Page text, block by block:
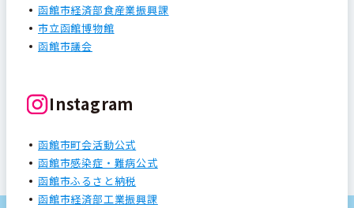
函館市経済部食産業振興課
市立函館博物館
函館市議会
Instagram
函館市町会活動公式
函館市感染症・難病公式
函館市ふるさと納税
函館市経済部工業振興課